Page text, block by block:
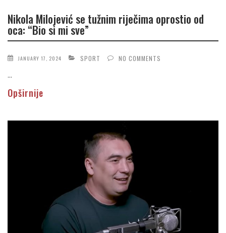
Nikola Milojević se tužnim riječima oprostio od
oca: “Bio si mi sve”
JANUARY 17, 2024 SPORT NO COMMENTS
...
Opširnije